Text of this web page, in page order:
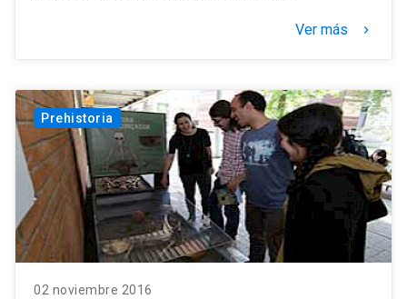
Ver más keyboard_arrow_right
Prehistoria
02 noviembre 2016